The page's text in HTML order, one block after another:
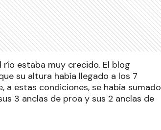
estaba muy crecido. El blog
su altura había llegado a los 7
estas condiciones, se había sumado
3 anclas de proa y sus 2 anclas de